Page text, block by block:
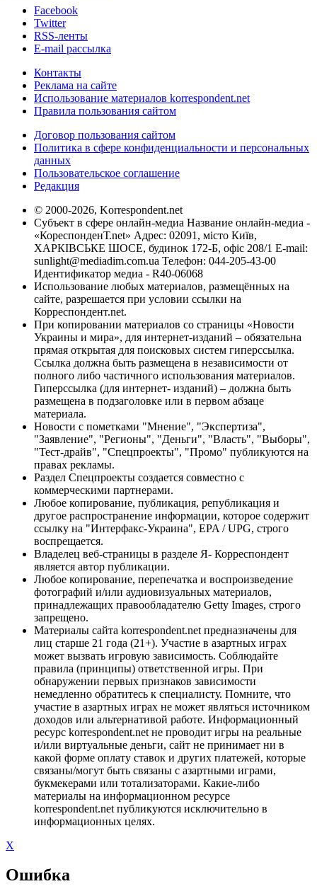
Facebook
Twitter
RSS-ленты
E-mail рассылка
Контакты
Реклама на сайте
Использование материалов korrespondent.net
Правила пользования сайтом
Договор пользования сайтом
Политика в сфере конфиденциальности и персональных
данных
Пользовательское соглашение
Редакция
© 2000-2026, Korrespondent.net
Субъект в сфере онлайн-медиа Название онлайн-медиа -
«КореспонденТ.net» Адрес: 02091, місто Київ,
ХАРКІВСЬКЕ ШОСЕ, будинок 172-Б, офіс 208/1 E-mail:
sunlight@mediadim.com.ua Телефон: 044-205-43-00
Идентификатор медиа - R40-06068
Использование любых материалов, размещённых на
сайте, разрешается при условии ссылки на
Корреспондент.net.
При копировании материалов со страницы «Новости
Украины и мира», для интернет-изданий – обязательна
прямая открытая для поисковых систем гиперссылка.
Ссылка должна быть размещена в независимости от
полного либо частичного использования материалов.
Гиперссылка (для интернет- изданий) – должна быть
размещена в подзаголовке или в первом абзаце
материала.
Новости с пометками "Мнение", "Экспертиза",
"Заявление", "Регионы", "Деньги", "Власть", "Выборы",
"Тест-драйв", "Спецпроекты", "Промо" публикуются на
правах рекламы.
Раздел Спецпроекты создается совместно с
коммерческими партнерами.
Любое копирование, публикация, републикация и
другое распространение информации, которое содержит
ссылку на "Интерфакс-Украина", EPA / UPG, строго
воспрещается.
Владелец веб-страницы в разделе Я- Корреспондент
является автор публикации.
Любое копирование, перепечатка и воспроизведение
фотографий и/или аудиовизуальных материалов,
принадлежащих правообладателю Getty Images, строго
запрещено.
Материалы сайта korrespondent.net предназначены для
лиц старше 21 года (21+). Участие в азартных играх
может вызвать игровую зависимость. Соблюдайте
правила (принципы) ответственной игры. При
обнаружении первых признаков зависимости
немедленно обратитесь к специалисту. Помните, что
участие в азартных играх не может являться источником
доходов или альтернативой работе. Информационный
ресурс korrespondent.net не проводит игры на реальные
и/или виртуальные деньги, сайт не принимает ни в
какой форме оплату ставок и других платежей, которые
связаны/могут быть связаны с азартными играми,
букмекерами или тотализаторами. Какие-либо
материалы на информационном ресурсе
korrespondent.net публикуются исключительно в
информационных целях.
X
Ошибка